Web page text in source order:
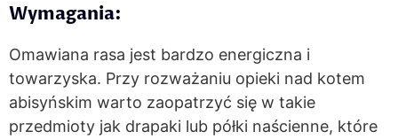
Wymagania:
Omawiana rasa jest bardzo energiczna i
towarzyska. Przy rozważaniu opieki nad kotem
abisyńskim warto zaopatrzyć się w takie
przedmioty jak drapaki lub półki naścienne, które